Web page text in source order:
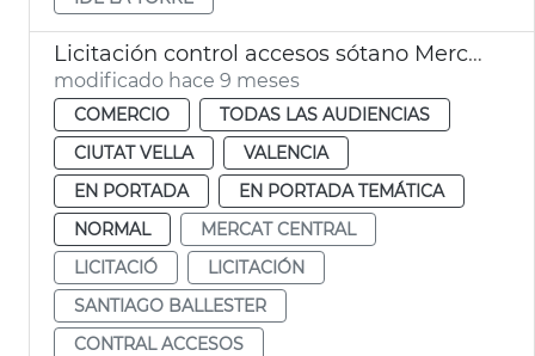
Licitación control accesos sótano Mercat Central València
modificado hace 9 meses
COMERCIO
TODAS LAS AUDIENCIAS
CIUTAT VELLA
VALENCIA
EN PORTADA
EN PORTADA TEMÁTICA
NORMAL
MERCAT CENTRAL
LICITACIÓ
LICITACIÓN
SANTIAGO BALLESTER
CONTRAL ACCESOS